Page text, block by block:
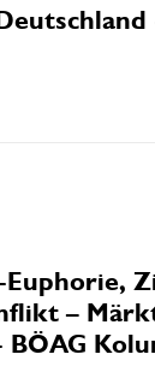
–
BÖAG